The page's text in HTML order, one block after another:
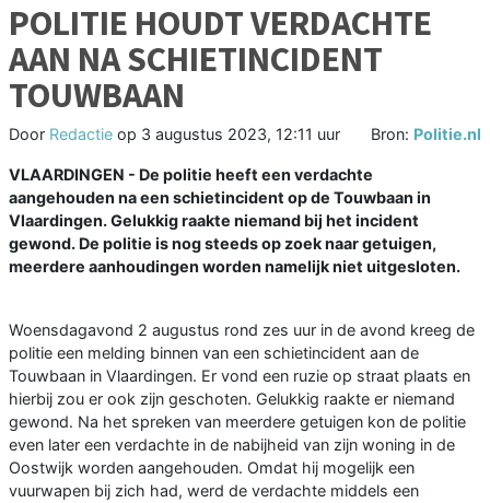
POLITIE HOUDT VERDACHTE
AAN NA SCHIETINCIDENT
TOUWBAAN
Door Redactie op 3 augustus 2023, 12:11 uur Bron: Politie.nl
VLAARDINGEN - De politie heeft een verdachte
aangehouden na een schietincident op de Touwbaan in
Vlaardingen. Gelukkig raakte niemand bij het incident
gewond. De politie is nog steeds op zoek naar getuigen,
meerdere aanhoudingen worden namelijk niet uitgesloten.
Woensdagavond 2 augustus rond zes uur in de avond kreeg de
politie een melding binnen van een schietincident aan de
Touwbaan in Vlaardingen. Er vond een ruzie op straat plaats en
hierbij zou er ook zijn geschoten. Gelukkig raakte er niemand
gewond. Na het spreken van meerdere getuigen kon de politie
even later een verdachte in de nabijheid van zijn woning in de
Oostwijk worden aangehouden. Omdat hij mogelijk een
vuurwapen bij zich had, werd de verdachte middels een